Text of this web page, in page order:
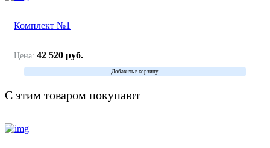
Комплект №1
Цена: 42 520 руб.
Добавить в корзину
С этим товаром покупают